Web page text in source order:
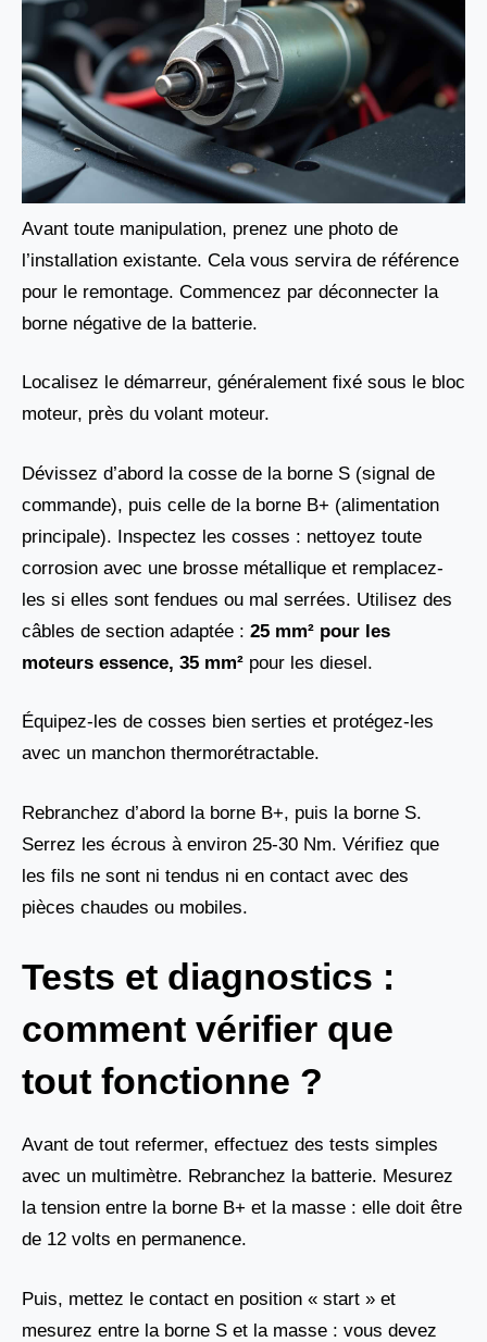
Avant toute manipulation, prenez une photo de
l’installation existante. Cela vous servira de référence
pour le remontage. Commencez par déconnecter la
borne négative de la batterie.
Localisez le démarreur, généralement fixé sous le bloc
moteur, près du volant moteur.
Dévissez d’abord la cosse de la borne S (signal de
commande), puis celle de la borne B+ (alimentation
principale). Inspectez les cosses : nettoyez toute
corrosion avec une brosse métallique et remplacez-
les si elles sont fendues ou mal serrées. Utilisez des
câbles de section adaptée : 25 mm² pour les
moteurs essence, 35 mm² pour les diesel.
Équipez-les de cosses bien serties et protégez-les
avec un manchon thermorétractable.
Rebranchez d’abord la borne B+, puis la borne S.
Serrez les écrous à environ 25-30 Nm. Vérifiez que
les fils ne sont ni tendus ni en contact avec des
pièces chaudes ou mobiles.
Tests et diagnostics :
comment vérifier que
tout fonctionne ?
Avant de tout refermer, effectuez des tests simples
avec un multimètre. Rebranchez la batterie. Mesurez
la tension entre la borne B+ et la masse : elle doit être
de 12 volts en permanence.
Puis, mettez le contact en position « start » et
mesurez entre la borne S et la masse : vous devez